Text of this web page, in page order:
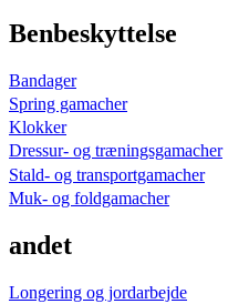
Benbeskyttelse
Bandager
Spring gamacher
Klokker
Dressur- og træningsgamacher
Stald- og transportgamacher
Muk- og foldgamacher
andet
Longering og jordarbejde